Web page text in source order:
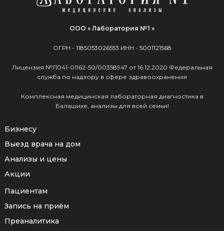
ООО « Лаборатория №1 »
ОГРН - 1185053026553 ИНН - 5001121568
Лицензия №Л041-01162-50/00358947 от 16.12.2020 Федеральная
служба по надзору в сфере здравоохранения
Комплексная медицинская лабораторная диагностика в
Балашихе, анализы для всей семьи!
Бизнесу
Выезд врача на дом
Анализы и цены
Акции
Пациентам
Запись на приём
Преаналитика